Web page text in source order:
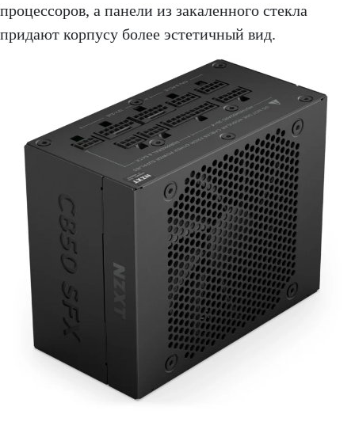
процессоров, а панели из закаленного стекла
придают корпусу более эстетичный вид.